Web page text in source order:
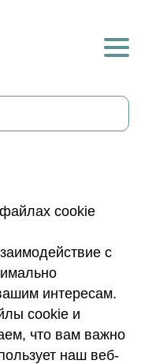
cookie
с
интересам.
cookie и
что вам важно
наш веб-